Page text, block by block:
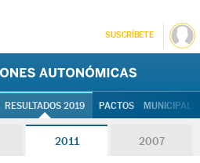
SUSCRÍBETE
RESULTADOS 2019 PACTOS
2011 2007